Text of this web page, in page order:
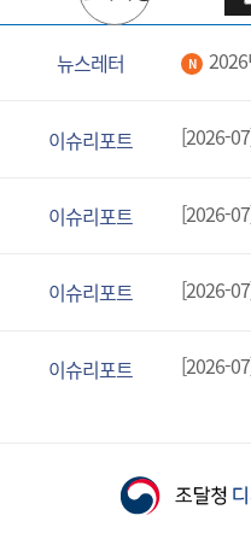
뉴스레터 N
이슈리포트 [2026-
이슈리포트
이슈리포트 [2026-
이슈리포트